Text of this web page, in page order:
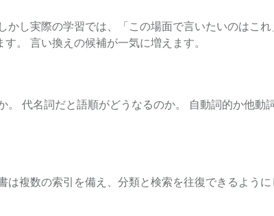
し実際の学習では、「この場面で言いたいのはこ
。 言い換えの候補が一気に増えます。
代名詞だと語順がどうなるのか。 自動詞的か他
複数の索引を備え、分類と検索を往復できるよう